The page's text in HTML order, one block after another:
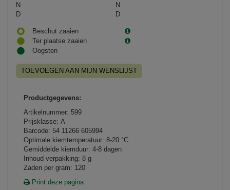
N
N
D
D
Beschut zaaien
Ter plaatse zaaien
Oogsten
TOEVOEGEN AAN MIJN WENSLIJST
Productgegevens:
Artikelnummer: 599
Prijsklasse: A
Barcode: 54 11266 605994
Optimale kiemtemperatuur: 8-20 °C
Gemiddelde kiemduur: 4-8 dagen
Inhoud verpakking: 8 g
Zaden per gram: 120
Print deze pagina